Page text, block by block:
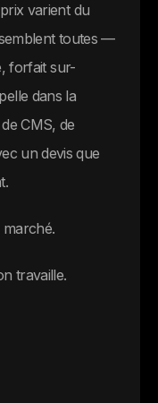
varient du
toutes —
forfait sur-
dans la
CMS, de
un devis que
marché.
travaille.